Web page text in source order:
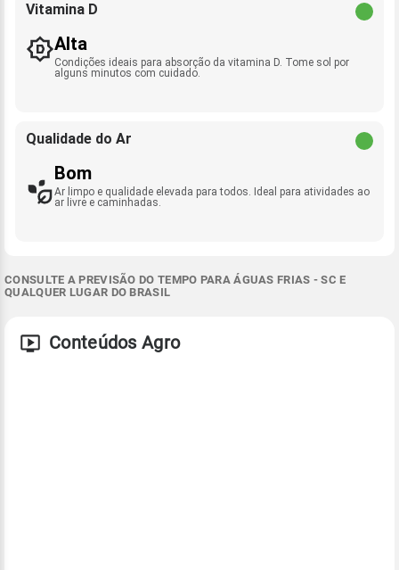
Vitamina D
Alta
Condições ideais para absorção da vitamina D. Tome sol por
alguns minutos com cuidado.
Qualidade do Ar
Bom
Ar limpo e qualidade elevada para todos. Ideal para atividades ao
ar livre e caminhadas.
CONSULTE A PREVISÃO DO TEMPO PARA ÁGUAS FRIAS - SC E
QUALQUER LUGAR DO BRASIL
Conteúdos Agro